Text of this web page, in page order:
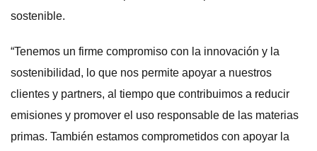
sostenible.
“Tenemos un firme compromiso con la innovación y la
sostenibilidad, lo que nos permite apoyar a nuestros
clientes y partners, al tiempo que contribuimos a reducir
emisiones y promover el uso responsable de las materias
primas. También estamos comprometidos con apoyar la